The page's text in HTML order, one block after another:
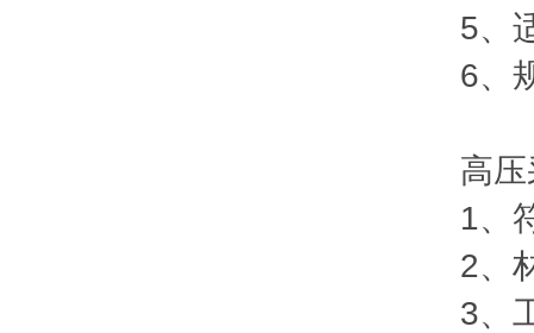
5、适
6、规
高压
1、符
2、材
3、工